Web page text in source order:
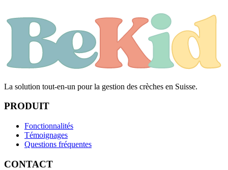
La solution tout-en-un pour la gestion des crèches en Suisse.
PRODUIT
Fonctionnalités
Témoignages
Questions fréquentes
CONTACT